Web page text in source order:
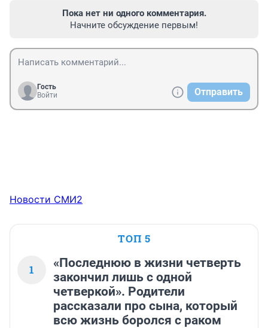
Пока нет ни одного комментария.
Начните обсуждение первым!
Гость
Войти
Отправить
Новости СМИ2
ТОП 5
1
«Последнюю в жизни четверть
закончил лишь с одной
четверкой». Родители
рассказали про сына, который
всю жизнь боролся с раком